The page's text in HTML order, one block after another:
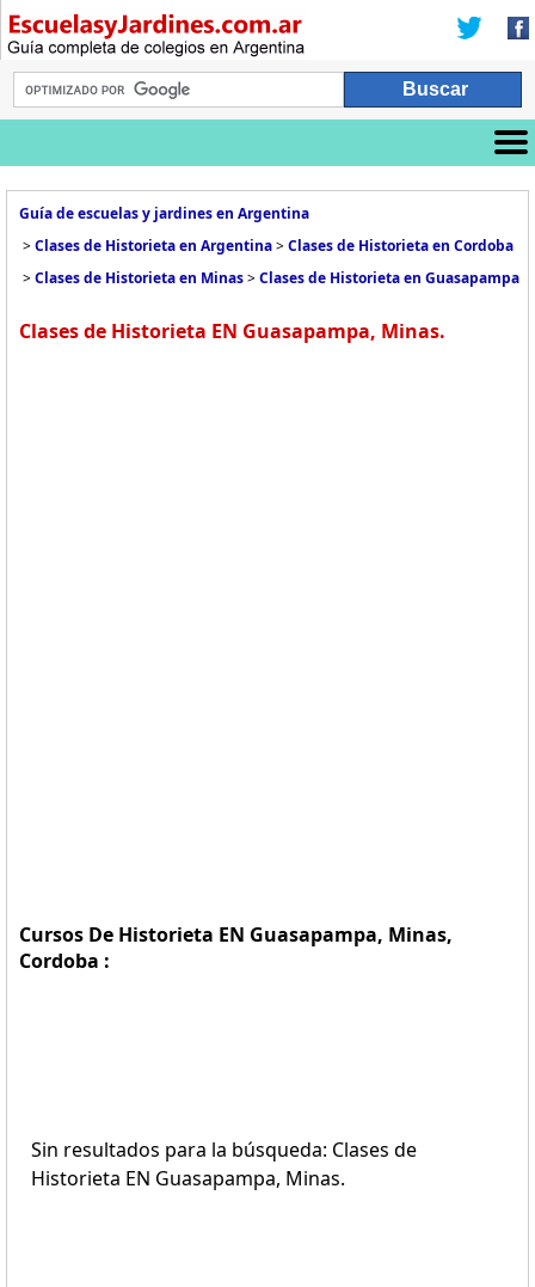
Guía de escuelas y jardines en Argentina
>Clases de Historieta en Argentina>Clases de Historieta en Cordoba
>Clases de Historieta en Minas>Clases de Historieta en Guasapampa
Clases de Historieta EN Guasapampa, Minas.
Cursos De Historieta EN Guasapampa, Minas,
Cordoba :
Sin resultados para la búsqueda: Clases de
Historieta EN Guasapampa, Minas.